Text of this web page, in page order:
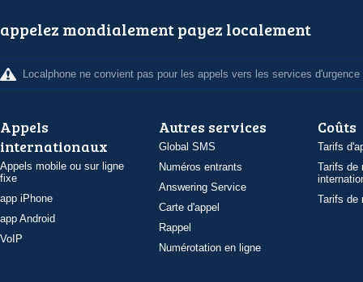
appelez mondialement payez localement
Localphone ne convient pas pour les appels vers les services d'urgence
Appels
internationaux
Appels mobile ou sur ligne
fixe
app iPhone
app Android
VoIP
Autres services
Global SMS
Numéros entrants
Answering Service
Carte d'appel
Rappel
Numérotation en ligne
Coûts
Tarifs
Tarifs de
Tarifs de